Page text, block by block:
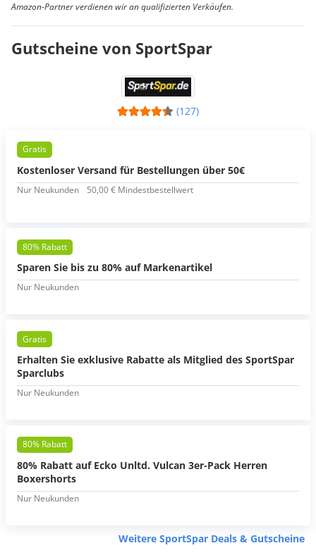
Amazon-Partner verdienen wir an qualifizierten Verkäufen.
Gutscheine von SportSpar
(127)
Gratis
Kostenloser Versand für Bestellungen über 50€
Nur Neukunden 50,00 € Mindestbestellwert
80% Rabatt
Sparen Sie bis zu 80% auf Markenartikel
Nur Neukunden
Gratis
Erhalten Sie exklusive Rabatte als Mitglied des SportSpar
Sparclubs
Nur Neukunden
80% Rabatt
80% Rabatt auf Ecko Unltd. Vulcan 3er-Pack Herren
Boxershorts
Nur Neukunden
Weitere SportSpar Deals & Gutscheine